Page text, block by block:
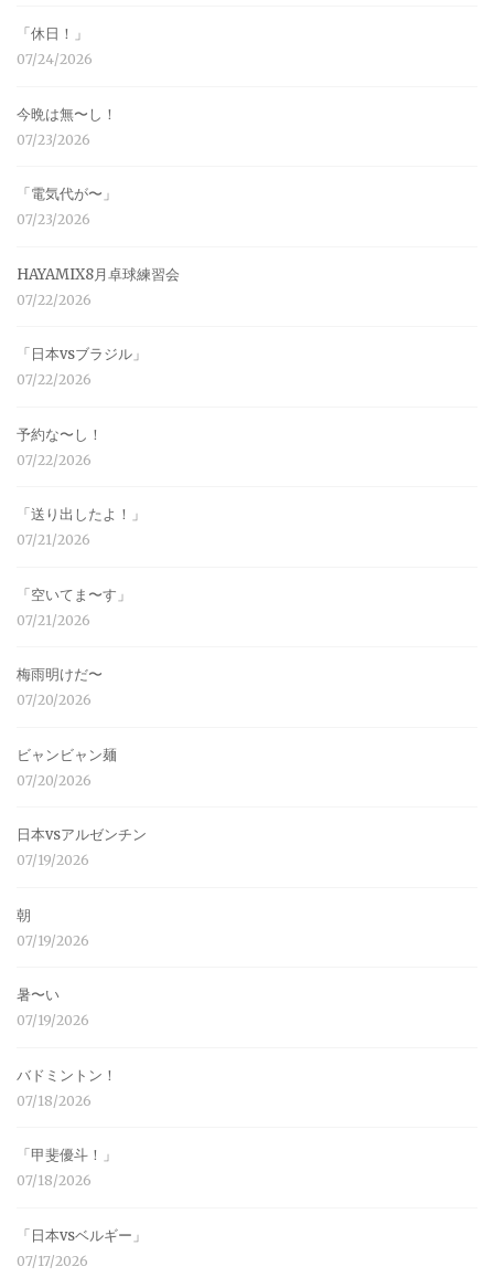
「休日！」
07/24/2026
今晩は無〜し！
07/23/2026
「電気代が〜」
07/23/2026
HAYAMIX8月卓球練習会
07/22/2026
「日本vsブラジル」
07/22/2026
予約な〜し！
07/22/2026
「送り出したよ！」
07/21/2026
「空いてま〜す」
07/21/2026
梅雨明けだ〜
07/20/2026
ビャンビャン麺
07/20/2026
日本vsアルゼンチン
07/19/2026
朝
07/19/2026
暑〜い
07/19/2026
バドミントン！
07/18/2026
「甲斐優斗！」
07/18/2026
「日本vsベルギー」
07/17/2026